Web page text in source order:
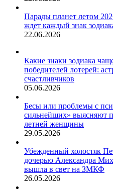
Парады планет летом
ждет каждый знак
22.06.2026
Какие знаки зодиака
победителей лотерей:
счастливчиков
05.06.2026
Бесы или проблемы с
сильнейших» выясняют
летней женщины
29.05.2026
Убежденный холостяк
дочерью Александра
вышла в свет на ЗМКФ
26.05.2026